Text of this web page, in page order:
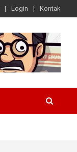
Login Kontak